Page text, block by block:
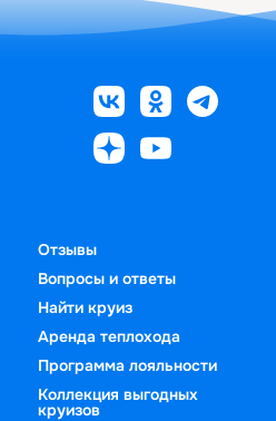
Отзывы
Вопросы и ответы
Найти круиз
Аренда теплохода
Программа лояльности
Коллекция выгодных
круизов